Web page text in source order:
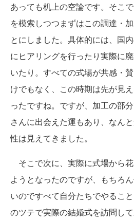
あっても机上の空論です。そこ
を模索しつつまずはこの調達・
とにしました。具体的には、国
にヒアリングを行ったり実際に
いたり。すべての式場が共感・
けでもなく、この時期は先が見
ったですね。ですが、加工の部
さんに出会えた運もあり、なん
性は見えてきました。
そこで次に、実際に式場から
ようとなったのですが、もちろ
いのですべて自分たちでやるこ
のツテで実際の結婚式を訪問し